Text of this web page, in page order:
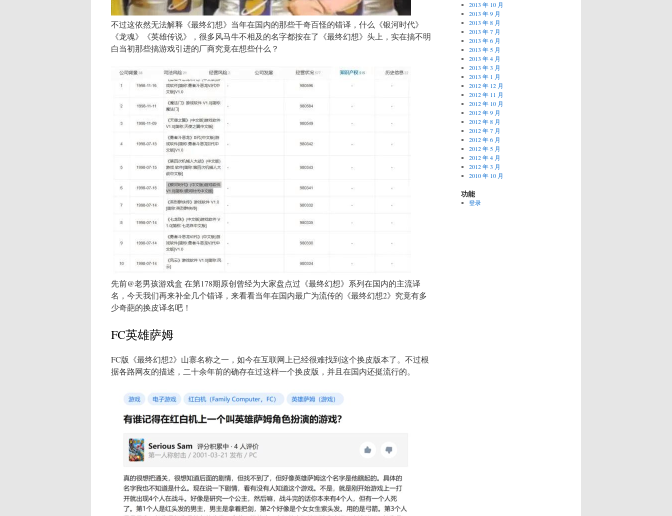
不过这依然无法解释《最终幻想》当年在国内的那些千奇百怪的错译，什么《银河时代》
《龙魂》《英雄传说》，很多风马牛不相及的名字都按在了《最终幻想》头上，实在搞不明
白当初那些搞游戏引进的厂商究竟在想些什么？
先前@老男孩游戏盒 在第178期原创曾经为大家盘点过《最终幻想》系列在国内的主流译
名，今天我们再来补全几个错译，来看看当年在国内最广为流传的《最终幻想2》究竟有多
少奇葩的换皮译名吧！
FC英雄萨姆
FC版《最终幻想2》山寨名称之一，如今在互联网上已经很难找到这个换皮版本了。不过根
据各路网友的描述，二十余年前的确存在过这样一个换皮版，并且在国内还挺流行的。
2013 年 10 月
2013 年 9 月
2013 年 8 月
2013 年 7 月
2013 年 6 月
2013 年 5 月
2013 年 4 月
2013 年 3 月
2013 年 1 月
2012 年 12 月
2012 年 11 月
2012 年 10 月
2012 年 9 月
2012 年 8 月
2012 年 7 月
2012 年 6 月
2012 年 5 月
2012 年 4 月
2012 年 3 月
2010 年 10 月
功能
登录